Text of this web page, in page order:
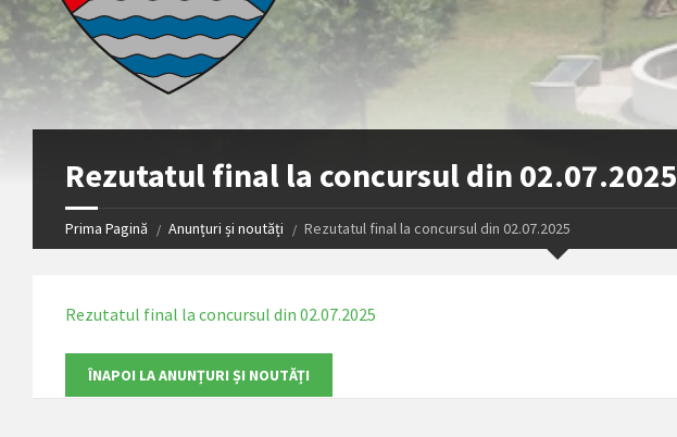
Rezutatul final la concursul din 02.07.2025
Prima Pagină Anunțuri și noutăți Rezutatul final la concursul din 02.07.2025
Rezutatul final la concursul din 02.07.2025